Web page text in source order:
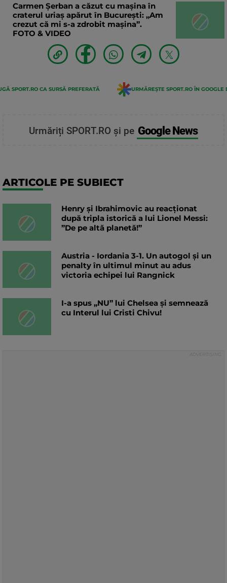
Carmen Șerban a căzut cu mașina în
craterul uriaș apărut în București: „Am
crezut că mi s-a zdrobit mașina”.
FOTO & VIDEO
SPORT.RO CA SURSĂ PREFERATĂ URMĂREȘTE SPORT.RO ÎN GOOGLE
Urmăriți SPORT.RO și pe Google News
ARTICOLE PE SUBIECT
Henry și Ibrahimovic au reacționat
după tripla istorică a lui Lionel Messi:
”De pe altă planetă!”
Austria - Iordania 3-1. Un autogol și un
penalty în ultimul minut au adus
victoria echipei lui Rangnick
I-a spus „NU” lui Chelsea și semnează
cu Interul lui Cristi Chivu!